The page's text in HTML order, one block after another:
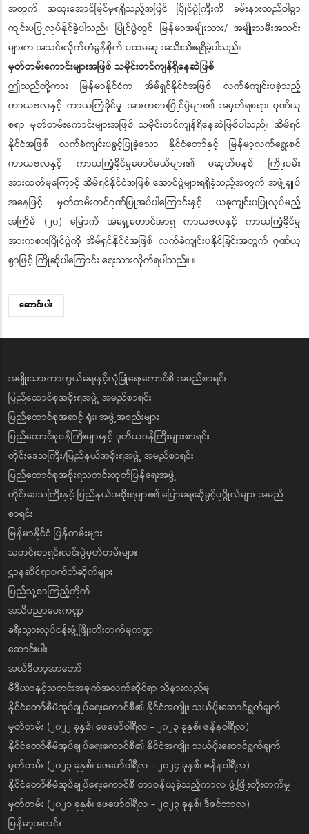
အတွက် အထူးအောင်မြင်မှုရရှိသည့်အပြင် ပြိုင်ပွဲကြီးကို ခမ်းနားထည်ဝါစွာ
ကျင်းပပြုလုပ်နိုင်ခဲ့ပါသည်။ ပြိုင်ပွဲတွင် မြန်မာအမျိုးသား/ အမျိုးသမီးအသင်း
များက အသင်းလိုက်တံခွန်စိုက် ပထမဆု အသီးသီးရရှိခဲ့ပါသည်။
မှတ်တမ်းကောင်းများအဖြစ် သမိုင်းတင်ကျန်ရှိနေဆဲဖြစ်
ဤသည်တို့ကား မြန်မာနိုင်ငံက အိမ်ရှင်နိုင်ငံအဖြစ် လက်ခံကျင်းပခဲ့သည့်
ကာယဗလနှင့် ကာယကြံ့ခိုင်မှု အားကစားပြိုင်ပွဲများ၏ အမှတ်ရစရာ၊ ဂုဏ်ယူ
စရာ မှတ်တမ်းကောင်းများအဖြစ် သမိုင်းတင်ကျန်ရှိနေဆဲဖြစ်ပါသည်။ အိမ်ရှင်
နိုင်ငံအဖြစ် လက်ခံကျင်းပခွင့်ပြုခဲ့သော နိုင်ငံတော်နှင့် မြန်မာ့လက်ရွေးစင်
ကာယဗလနှင့် ကာယကြံ့ခိုင်မှုမောင်မယ်များ၏ မဆုတ်မနစ် ကြိုးပမ်း
အားထုတ်မှုကြောင့် အိမ်ရှင်နိုင်ငံအဖြစ် အောင်ပွဲများရရှိခဲ့သည့်အတွက် အဖွဲ့ချုပ်
အနေဖြင့် မှတ်တမ်းတင်ဂုဏ်ပြုအပ်ပါကြောင်းနှင့် ယခုကျင်းပပြုလုပ်မည့်
အကြိမ် (၂၀) မြောက် အရှေ့တောင်အာရှ ကာယဗလနှင့် ကာယကြံ့ခိုင်မှု
အားကစားပြိုင်ပွဲကို အိမ်ရှင်နိုင်ငံအဖြစ် လက်ခံကျင်းပနိုင်ခြင်းအတွက် ဂုဏ်ယူ
စွာဖြင့် ကြိုဆိုပါကြောင်း ရေးသားလိုက်ရပါသည်။ ။
ဆောင်းပါး
အမျိုးသားကာကွယ်ရေးနှင့်လုံခြုံရေးကောင်စီ အမည်စာရင်း
ပြည်ထောင်စုအစိုးရအဖွဲ့ အမည်စာရင်း
ပြည်ထောင်စုအဆင့် ရုံး၊ အဖွဲ့အစည်းများ
ပြည်ထောင်စုဝန်ကြီးများနှင့် ဒုတိယဝန်ကြီးများစာရင်း
တိုင်းဒေသကြီး/ပြည်နယ်အစိုးရအဖွဲ့ အမည်စာရင်း
ပြည်ထောင်စုအစိုးရသတင်းထုတ်ပြန်ရေးအဖွဲ့
တိုင်းဒေသကြီးနှင့် ပြည်နယ်အစိုးရများ၏ ပြောရေးဆိုခွင့်ပုဂ္ဂိုလ်များ အမည်
စာရင်း
မြန်မာနိုင်ငံ ပြန်တမ်းများ
သတင်းစာရှင်းလင်းပွဲမှတ်တမ်းများ
ဌာနဆိုင်ရာဝက်ဘ်ဆိုက်များ
ပြည်သူ့စာကြည့်တိုက်
အသိပညာပေးကဏ္ဍ
ခရီးသွားလုပ်ငန်းဖွံ့ဖြိုးတိုးတက်မှုကဏ္ဍ
ဆောင်းပါး
အယ်ဒီတာ့အာဘော်
မီဒီယာနှင့်သတင်းအချက်အလက်ဆိုင်ရာ သိနားလည်မှု
နိုင်ငံတော်စီမံအုပ်ချုပ်ရေးကောင်စီ၏ နိုင်ငံအကျိုး သယ်ပိုးဆောင်ရွက်ချက်
မှတ်တမ်း (၂၀၂၂ ခုနှစ်၊ ဖေဖော်ဝါရီလ - ၂၀၂၃ ခုနှစ်၊ ဇန်နဝါရီလ)
နိုင်ငံတော်စီမံအုပ်ချုပ်ရေးကောင်စီ၏ နိုင်ငံအကျိုး သယ်ပိုးဆောင်ရွက်ချက်
မှတ်တမ်း (၂၀၂၃ ခုနှစ်၊ ဖေဖော်ဝါရီလ - ၂၀၂၄ ခုနှစ်၊ ဇန်နဝါရီလ)
နိုင်ငံတော်စီမံအုပ်ချုပ်ရေးကောင်စီ တာဝန်ယူခဲ့သည့်ကာလ ဖွံ့ဖြိုးတိုးတက်မှု
မှတ်တမ်း (၂၀၂၁ ခုနှစ်၊ ဖေဖော်ဝါရီလ - ၂၀၂၃ ခုနှစ်၊ ဒီဇင်ဘာလ)
မြန်မာ့အလင်း